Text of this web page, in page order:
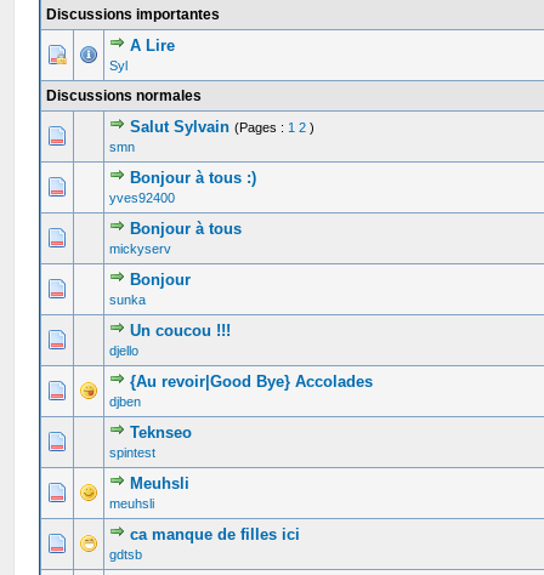
Discussions importantes
A Lire
Syl
1 Votes - 5 sur 5 en moyenne
Discussions normales
Salut Sylvain (Pages : 1 2 )
smn
0 Votes - 0 sur 5 en moyenne
1 2345
Bonjour à tous :)
yves92400
1 Votes - 5 sur 5 en moyenne
1 23
Bonjour à tous
mickyserv
0 Votes - 0 sur 5 en moyenne
1
Bonjour
sunka
0 Votes - 0 sur 5 en moyenne
Un coucou !!!
djello
0 Votes - 0 sur 5 en moyenne
{Au revoir|Good Bye} Accolades
djben
0 Votes - 0 sur 5 en moyenne
12 345
Teknseo
spintest
0 Votes - 0 sur 5 en moyenne
Meuhsli
meuhsli
0 Votes - 0 sur 5 en moyenne
ca manque de filles ici
gdtsb
0 Votes - 0 sur 5 en moyenne
1 2345